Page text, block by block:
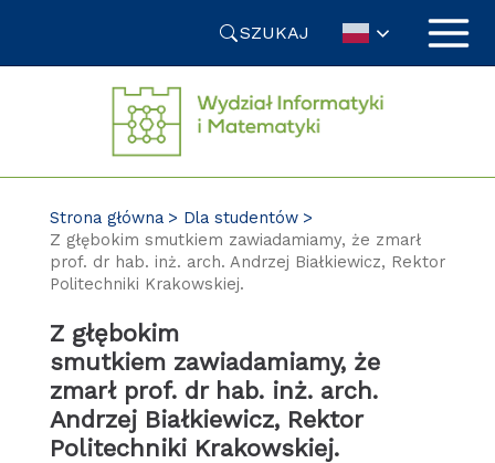
SZUKAJ
Strona główna
Dla studentów
Z głębokim smutkiem zawiadamiamy, że zmarł
prof. dr hab. inż. arch. Andrzej Białkiewicz, Rektor
Politechniki Krakowskiej.
Z głębokim
smutkiem zawiadamiamy, że
zmarł prof. dr hab. inż. arch.
Andrzej Białkiewicz, Rektor
Politechniki Krakowskiej.